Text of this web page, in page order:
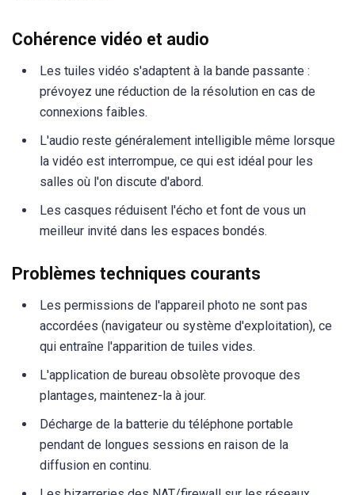
Cohérence vidéo et audio
Les tuiles vidéo s'adaptent à la bande passante :
prévoyez une réduction de la résolution en cas de
connexions faibles.
L'audio reste généralement intelligible même lorsque
la vidéo est interrompue, ce qui est idéal pour les
salles où l'on discute d'abord.
Les casques réduisent l'écho et font de vous un
meilleur invité dans les espaces bondés.
Problèmes techniques courants
Les permissions de l'appareil photo ne sont pas
accordées (navigateur ou système d'exploitation), ce
qui entraîne l'apparition de tuiles vides.
L'application de bureau obsolète provoque des
plantages, maintenez-la à jour.
Décharge de la batterie du téléphone portable
pendant de longues sessions en raison de la
diffusion en continu.